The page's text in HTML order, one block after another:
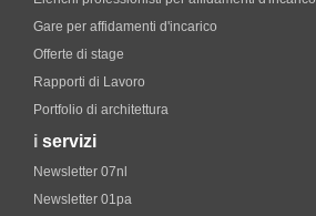
Gare per affidamenti d'incarico
Offerte di stage
Rapporti di Lavoro
Portfolio di architettura
i servizi
Newsletter 07nl
Newsletter 01pa